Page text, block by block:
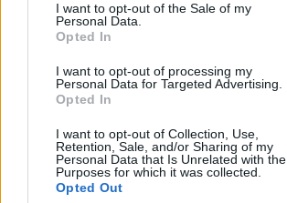
I want to opt-out of the Sale of my
Personal Data.
Opted In
I want to opt-out of processing my
Personal Data for Targeted Advertising.
Opted In
I want to opt-out of Collection, Use,
Retention, Sale, and/or Sharing of my
Personal Data that Is Unrelated with the
Purposes for which it was collected.
Opted Out
kánikula idejére